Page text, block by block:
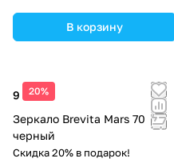
В корзину
20%
9 100 ₽
Зеркало Brevita Mars 70
черный
Скидка 20% в подарок!